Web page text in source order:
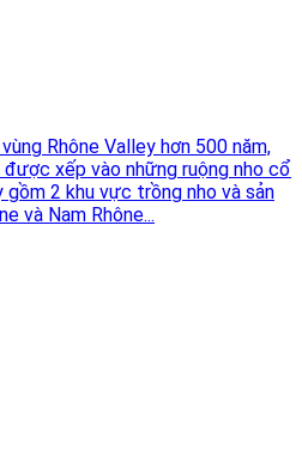
Rhône Valley hơn 500 năm,
xếp vào những ruộng nho cổ
gồm 2 khu vực trồng nho và sản
và Nam Rhône...